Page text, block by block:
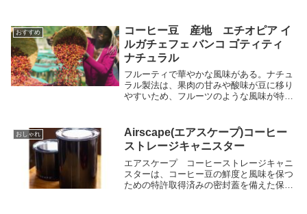
を超えるスペックでハイレベルなコーヒー
体験ができます。
おすすめ
コーヒー豆 産地 エチオピア イ
ルガチェフェ バンコ ゴティティ
ナチュラル
フルーティで華やかな風味がある。ナチュ
ラル製法は、果肉の甘みや酸味が豆に移り
やすいため、フルーツのような風味が特徴
のフレーバーが感じられます。
おしゃれ
Airscape(エアスケープ)コーヒー
ストレージキャニスター
エアスケープ コーヒーストレージキャニ
スターは、コーヒー豆の鮮度と風味を保つ
ための特許取得済みの密封蓋を備えた保存